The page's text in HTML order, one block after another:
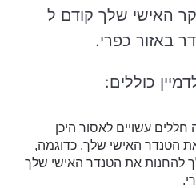
האישי שלך קודם ל
באזור כפרי.
כוללים:
עשויים לאסור היכן
הטנדר האישי שלך. כדוגמה,
להחנות את הטנדר האישי שלך